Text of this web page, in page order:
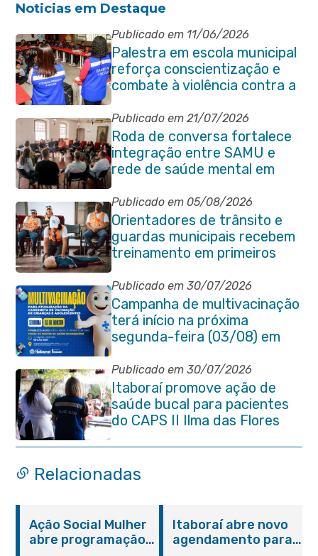
Noticias em Destaque
Publicado em 11/06/2026
Palestra em escola municipal
reforça conscientização e
combate à violência contra a
pessoa idosa em Itaboraí
Publicado em 21/07/2026
Roda de conversa fortalece
integração entre SAMU e
rede de saúde mental em
Itaboraí
Publicado em 05/08/2026
Orientadores de trânsito e
guardas municipais recebem
treinamento em primeiros
socorros em Itaboraí
Publicado em 30/07/2026
Campanha de multivacinação
terá início na próxima
segunda-feira (03/08) em
Itaboraí
Publicado em 30/07/2026
Itaboraí promove ação de
saúde bucal para pacientes
do CAPS II Ilma das Flores
Relacionadas
Ação Social Mulher
abre programação
Itaboraí abre novo
agendamento para